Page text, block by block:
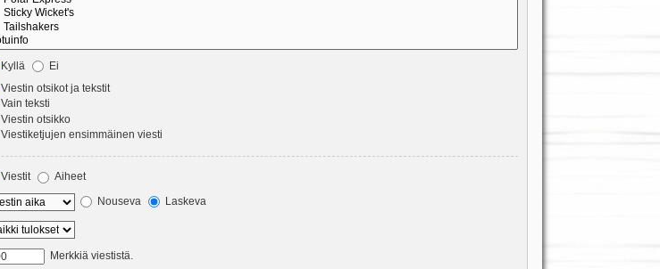
Kyllä
Ei
Viestin otsikot ja tekstit
Vain teksti
Viestin otsikko
Viestiketjujen ensimmäinen viesti
Viestit
Aiheet
Nouseva Laskeva
Merkkiä viestistä.